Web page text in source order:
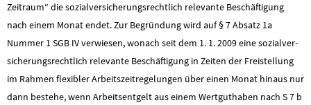
Zeitraum“ die sozialversicherungsrechtlich relevan­te Beschäftigung
nach einem Monat endet. Zur Begründung wird auf § 7 Absatz 1a
Nummer 1 SGB IV verwiesen, wonach seit dem 1. 1. 2009 eine sozialver­
sicherungsrechtlich relevante Beschäftigung in Zeiten der Freistellung
im Rahmen flexibler Arbeitszeitregelungen über einen Monat hinaus nur
dann bestehe, wenn Arbeitsentgelt aus einem Wertguthaben nach S 7 b